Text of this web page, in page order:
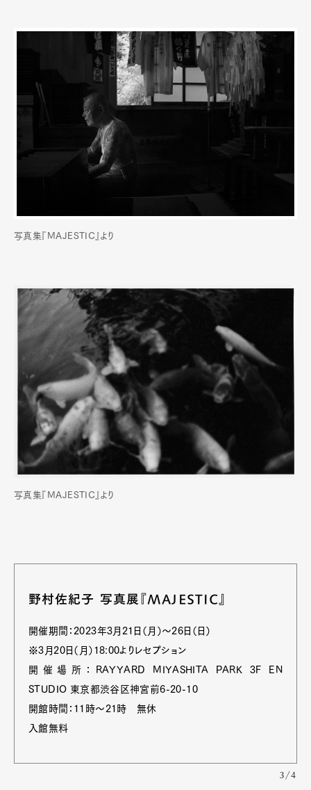
写真集『MAJESTIC』より
写真集『MAJESTIC』より
野村佐紀子 写真展『MAJESTIC』
開催期間：2023年3月21日（月）〜26日（日）
※3月20日（月）18:00よりレセプション
開催場所：RAYYARD MIYASHITA PARK 3F EN
STUDIO 東京都渋谷区神宮前6-20-10
開館時間：11時〜21時 無休
入館無料
3/4